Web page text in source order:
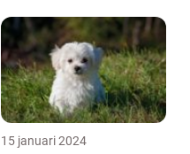
15 januari 2024